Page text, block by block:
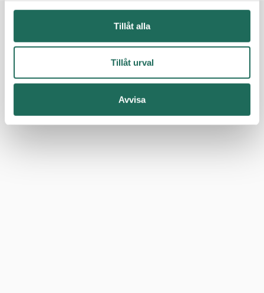
Tillåt alla
Tillåt urval
Avvisa